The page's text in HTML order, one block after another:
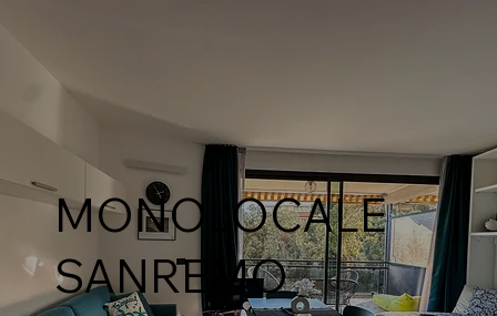
MONOLOCALE
SANREMO